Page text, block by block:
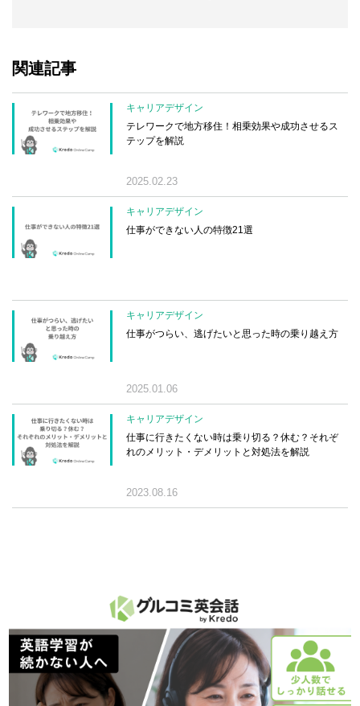
関連記事
キャリアデザイン
テレワークで地方移住！相乗効果や成功させるス
テップを解説
2025.02.23
キャリアデザイン
仕事ができない人の特徴21選
キャリアデザイン
仕事がつらい、逃げたいと思った時の乗り越え方
2025.01.06
キャリアデザイン
仕事に行きたくない時は乗り切る？休む？それぞ
れのメリット・デメリットと対処法を解説
2023.08.16